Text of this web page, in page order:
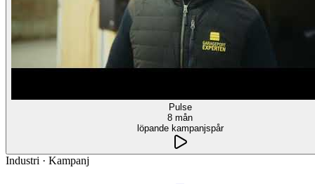
Pulse
8 mån
löpande kampanjspår
Industri · Kampanj